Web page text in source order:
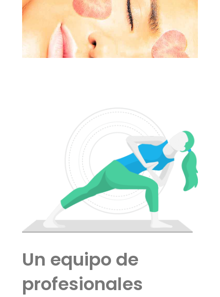
Un equipo de
profesionales